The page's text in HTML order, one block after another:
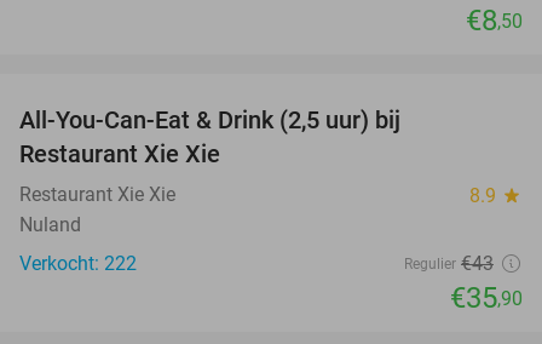
€8,50
All-You-Can-Eat & Drink (2,5 uur) bij
Restaurant Xie Xie
Restaurant Xie Xie 8.9 star
Nuland
Verkocht: 222
Regulier €43
€35,90